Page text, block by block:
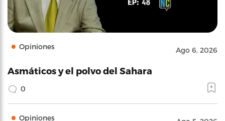
Opiniones Ago 6, 2026
Asmáticos y el polvo del Sahara
0
Opiniones